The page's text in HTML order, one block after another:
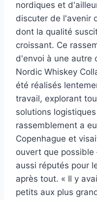
nordiques et
discuter de l'avenir
dont la qualité
croissant. Ce
d'envoi à une autre
Nordic Whiskey
été réalisés
travail, explorant
solutions
rassemblement a
Copenhague et
ouvert que
aussi réputés pour
après tout. « Il y
petits aux plus